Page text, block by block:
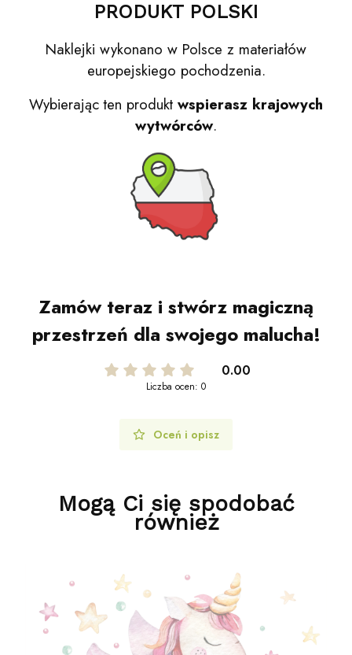
PRODUKT POLSKI
Naklejki wykonano w Polsce z materiałów
europejskiego pochodzenia.
Wybierając ten produkt wspierasz krajowych
wytwórców.
Zamów teraz i stwórz magiczną
przestrzeń dla swojego malucha!
0.00
Liczba ocen: 0
Oceń i opisz
Mogą Ci się spodobać
również